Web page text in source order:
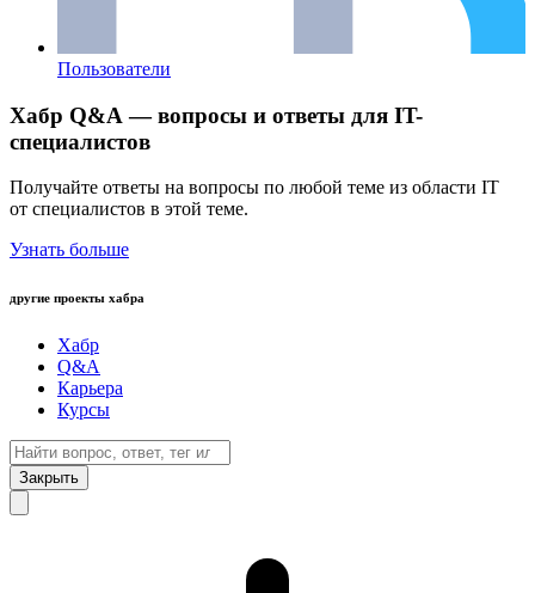
Пользователи
Хабр Q&A — вопросы и ответы для IT-
специалистов
Получайте ответы на вопросы по любой теме из области IT
от специалистов в этой теме.
Узнать больше
другие проекты хабра
Хабр
Q&A
Карьера
Курсы
Закрыть